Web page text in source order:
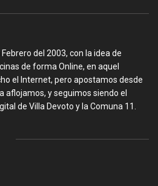
del 2003, con la idea de
de forma Online, en aquel
el Internet, pero apostamos desde
aflojamos, y seguimos siendo el
de Villa Devoto y la Comuna 11.